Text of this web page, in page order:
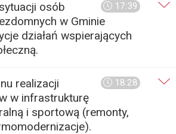
17:39
osób
w Gminie
działań wspierających
18:28
realizacji
w infrastrukturę
i sportową (remonty,